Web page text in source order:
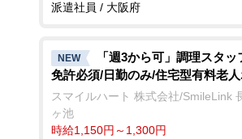
派遣社員 / 大阪府
NEW
「週3から可」調理スタ
免許必須/日勤のみ/住宅型有料老
スマイルハート 株式会社/SmileLink
ヶ池
時給1,150円～1,300円